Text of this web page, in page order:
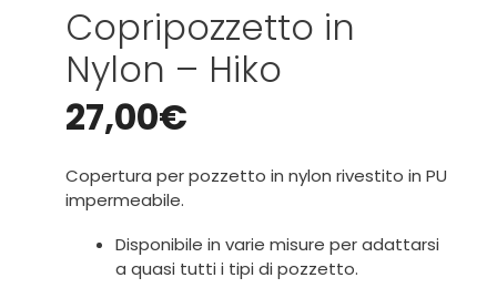
Copripozzetto in
Nylon – Hiko
27,00€
Copertura per pozzetto in nylon rivestito in PU
impermeabile.
Disponibile in varie misure per adattarsi
a quasi tutti i tipi di pozzetto.